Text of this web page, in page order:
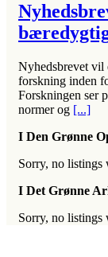
Nyhedsbrevet vil
forskning inden
Forskningen ser
normer og [...]
I Den Grønne
Sorry, no listings
I Det Grønne
Sorry, no listings